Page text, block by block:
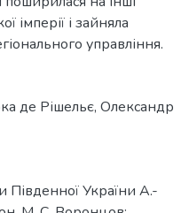
імперії і зайняла
управління.
де Рішельє, Олександр
Південної України А.-